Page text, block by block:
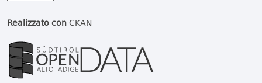
Realizzato conCKAN